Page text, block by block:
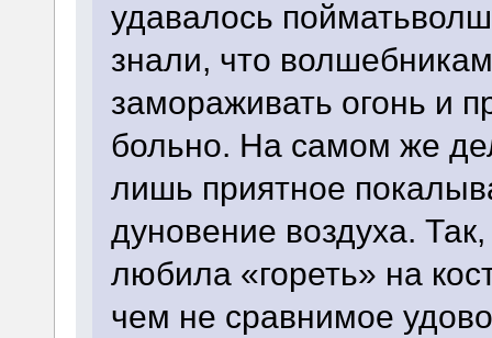
удавалось
знали, что
замораживать огонь и
больно. На самом же
лишь приятное
дуновение воздуха.
любила «гореть» на
чем не сравнимое